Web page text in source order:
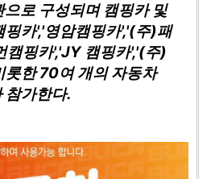
로 구성되며 캠핑카 및
카','영암캠핑카','(주)패
캠핑카','JY 캠핑카','(주)
롯한 70여 개의 자동차
참가한다.